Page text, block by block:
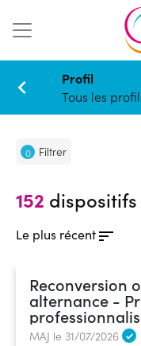
Profil
Tous les
0 Filtrer
152 dispositifs
Le plus récent
Reconversion
alternance - ProA (ex
MAJ le 31/07/2026